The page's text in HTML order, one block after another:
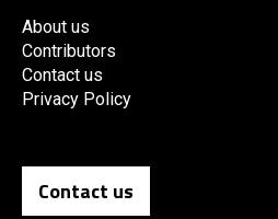
About us
Contributors
Contact us
Privacy Policy
Contact us